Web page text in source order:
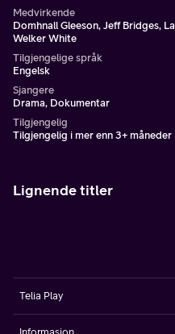
Medvirkende
Domhnall Gleeson, Jeff Bridges,
Welker White
Tilgjengelige språk
Engelsk
Sjangere
Drama, Dokumentar
Tilgjengelig
Tilgjengelig i mer enn 3+ måneder
Lignende titler
Telia Play